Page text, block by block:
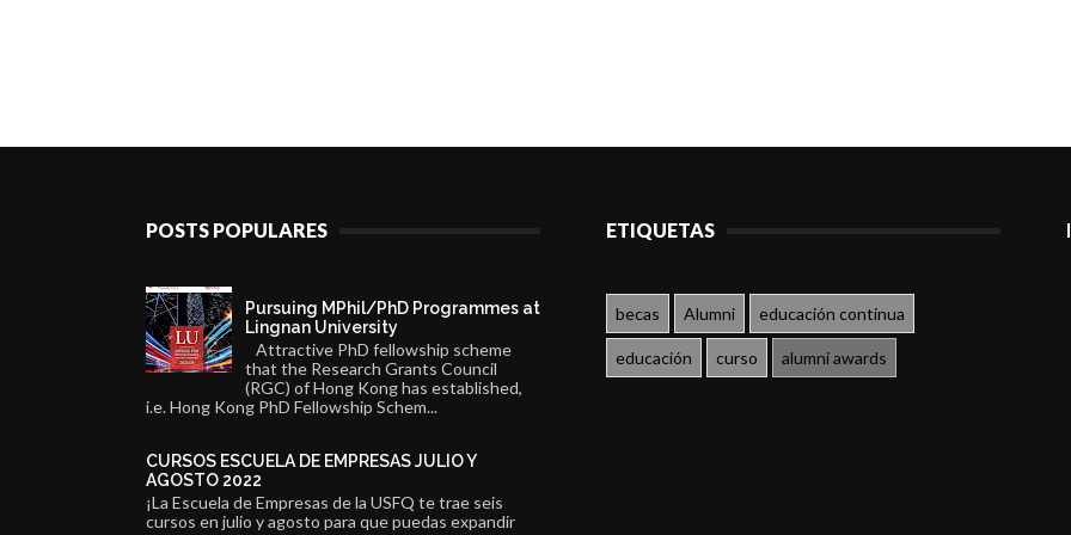
POSTS POPULARES
Pursuing MPhil/PhD Programmes at
Lingnan University
Attractive PhD fellowship scheme
that the Research Grants Council
(RGC) of Hong Kong has established,
i.e. Hong Kong PhD Fellowship Schem...
CURSOS ESCUELA DE EMPRESAS JULIO Y
AGOSTO 2022
¡La Escuela de Empresas de la USFQ te trae seis
cursos en julio y agosto para que puedas expandir
ETIQUETAS
becas Alumni educación continua
educación curso alumni awards